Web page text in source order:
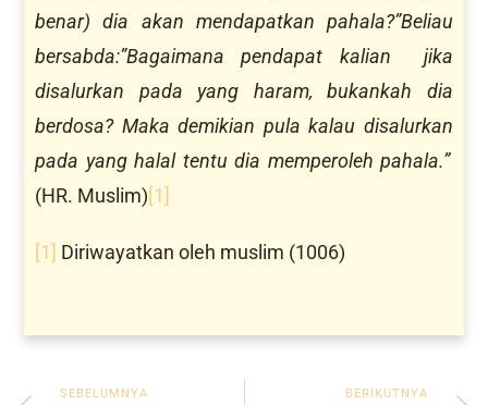
benar) dia akan mendapatkan pahala?”Beliau
bersabda:”Bagaimana pendapat kalian jika
disalurkan pada yang haram, bukankah dia
berdosa? Maka demikian pula kalau disalurkan
pada yang halal tentu dia memperoleh pahala.”
(HR. Muslim)[1]
[1] Diriwayatkan oleh muslim (1006)
SEBELUMNYA BERIKUTNYA